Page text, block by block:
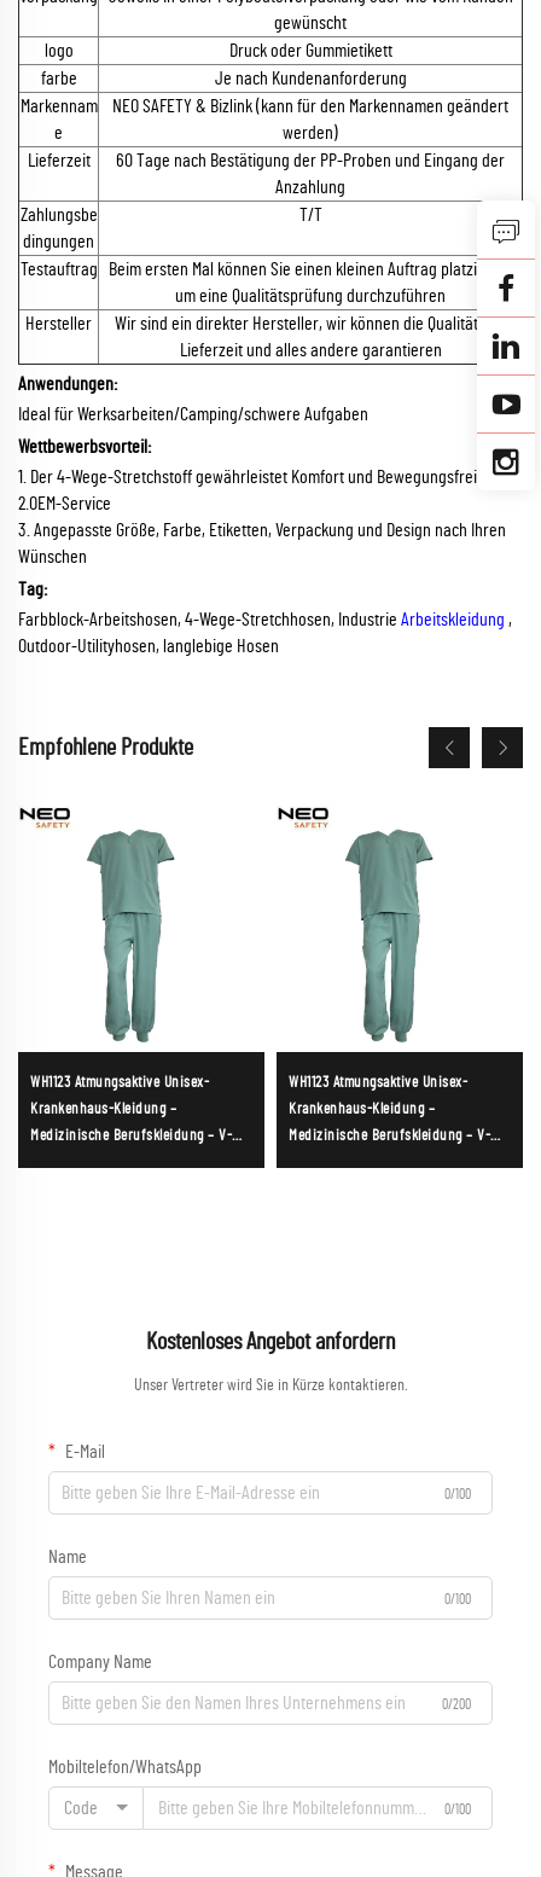
gewünscht
logo
Druck oder Gummietikett
farbe
Je nach Kundenanforderung
Markennam
e
NEO SAFETY & Bizlink (kann für den Markennamen geändert
werden)
Lieferzeit
60 Tage nach Bestätigung der PP-Proben und Eingang der
Anzahlung
Zahlungsbe
dingungen
T/T
Testauftrag
Beim ersten Mal können Sie einen kleinen Auftrag platzieren,
um eine Qualitätsprüfung durchzuführen
Hersteller
Wir sind ein direkter Hersteller, wir können die Qualität, die
Lieferzeit und alles andere garantieren
Anwendungen:
Ideal für Werksarbeiten/Camping/schwere Aufgaben
Wettbewerbsvorteil:
1. Der 4-Wege-Stretchstoff gewährleistet Komfort und Bewegungsfreiheit
2.OEM-Service
3. Angepasste Größe, Farbe, Etiketten, Verpackung und Design nach Ihren
Wünschen
Tag:
Farbblock-Arbeitshosen, 4-Wege-Stretchhosen, Industrie Arbeitskleidung ,
Outdoor-Utilityhosen, langlebige Hosen
Empfohlene Produkte
WH1123 Atmungsaktive Unisex-
Krankenhaus-Kleidung –
Medizinische Berufskleidung – V-
WH1123 Atmungsaktive Unisex-
Krankenhaus-Kleidung –
Medizinische Berufskleidung – V-
Kostenloses Angebot anfordern
Unser Vertreter wird Sie in Kürze kontaktieren.
E-Mail
0/100
Name
0/100
Company Name
0/200
Mobiltelefon/WhatsApp
Code 0/100
Message